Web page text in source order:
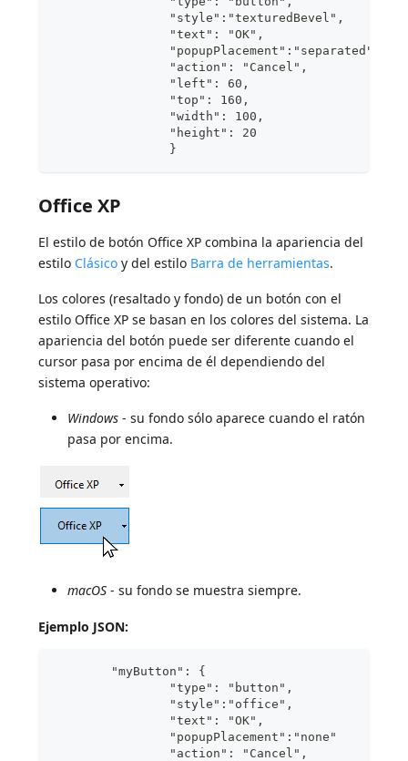
                "action": "Cancel",
                }
Office XP
El estilo de botón Office XP combina la apariencia del
estilo Clásico y del estilo Barra de herramientas.
Los colores (resaltado y fondo) de un botón con el
estilo Office XP se basan en los colores del sistema. La
apariencia del botón puede ser diferente cuando el
cursor pasa por encima de él dependiendo del
sistema operativo:
Windows - su fondo sólo aparece cuando el ratón
pasa por encima.
macOS - su fondo se muestra siempre.
Ejemplo JSON:
	"myButton": {
                "style":"office",
                "text": "OK",
                "action": "Cancel",